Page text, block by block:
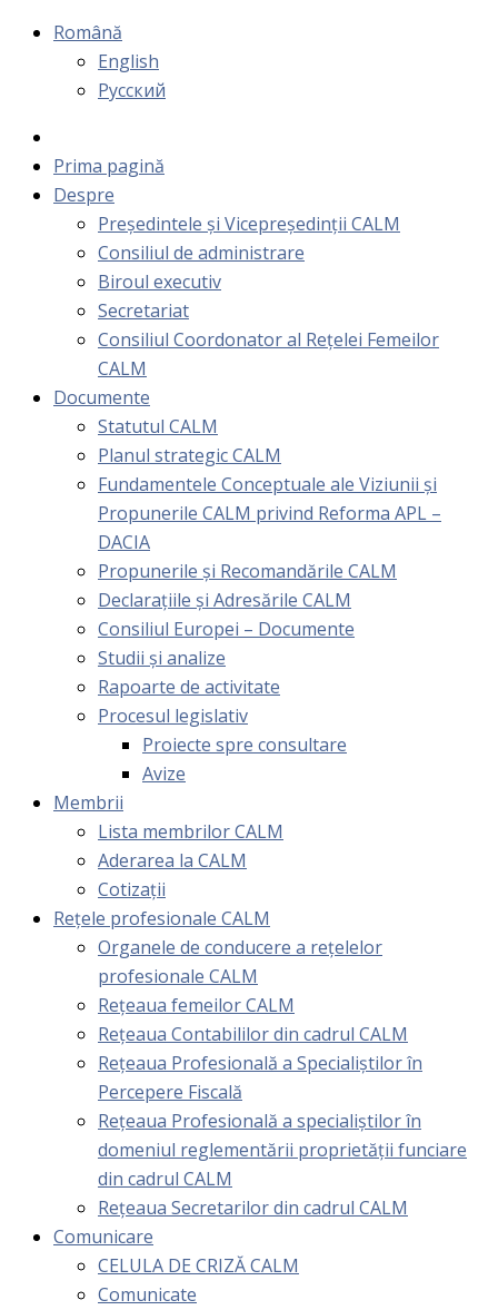
Română
English
Русский
Prima pagină
Despre
Președintele și Vicepreședinții CALM
Consiliul de administrare
Biroul executiv
Secretariat
Consiliul Coordonator al Rețelei Femeilor
CALM
Documente
Statutul CALM
Planul strategic CALM
Fundamentele Conceptuale ale Viziunii și
Propunerile CALM privind Reforma APL –
DACIA
Propunerile și Recomandările CALM
Declarațiile și Adresările CALM
Consiliul Europei – Documente
Studii și analize
Rapoarte de activitate
Procesul legislativ
Proiecte spre consultare
Avize
Membrii
Lista membrilor CALM
Aderarea la CALM
Cotizaţii
Rețele profesionale CALM
Organele de conducere a rețelelor
profesionale CALM
Rețeaua femeilor CALM
Rețeaua Contabililor din cadrul CALM
Rețeaua Profesională a Specialiștilor în
Percepere Fiscală
Reţeaua Profesională a specialiştilor în
domeniul reglementării proprietăţii funciare
din cadrul CALM
Rețeaua Secretarilor din cadrul CALM
Comunicare
CELULA DE CRIZĂ CALM
Comunicate